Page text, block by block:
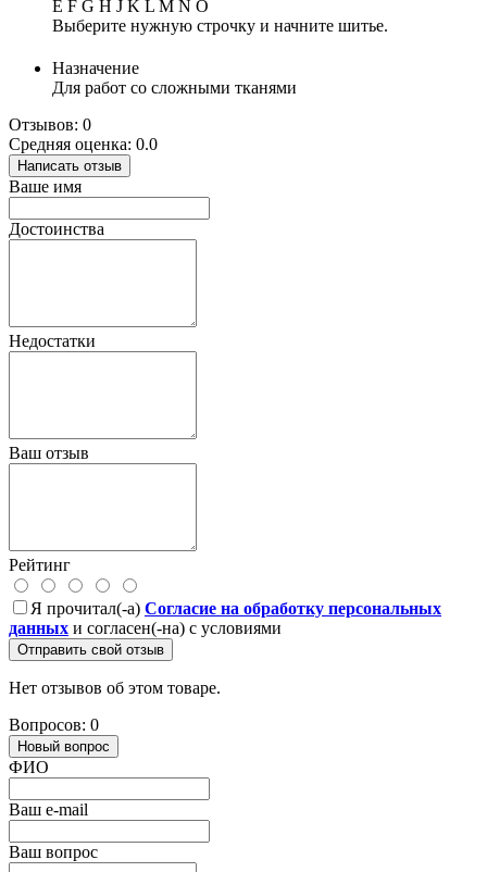
E F G H J K L M N O
Выберите нужную строчку и начните шитье.
Назначение
Для работ со сложными тканями
Отзывов: 0
Средняя оценка: 0.0
Написать отзыв
Ваше имя
Достоинства
Недостатки
Ваш отзыв
Рейтинг
Я прочитал(-а) Согласие на обработку персональных
данных и согласен(-на) с условиями
Отправить свой отзыв
Нет отзывов об этом товаре.
Вопросов: 0
Новый вопрос
ФИО
Ваш e-mail
Ваш вопрос